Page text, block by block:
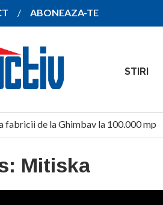
ABONEAZA-TE
STIRI
de la Ghimbav la 100.000 mp
Mitiska